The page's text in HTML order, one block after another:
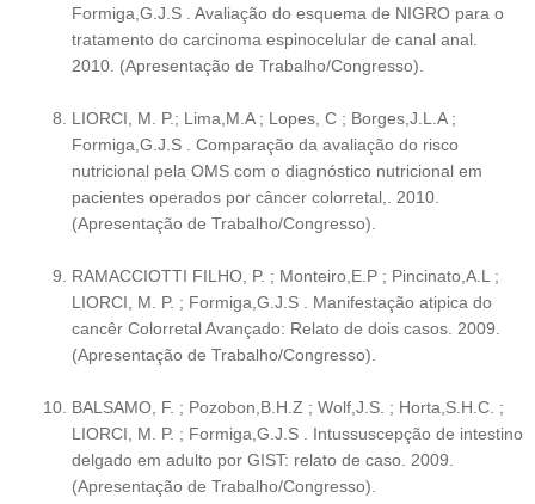
Formiga,G.J.S . Avaliação do esquema de NIGRO para o
tratamento do carcinoma espinocelular de canal anal.
2010. (Apresentação de Trabalho/Congresso).
LIORCI, M. P.; Lima,M.A ; Lopes, C ; Borges,J.L.A ;
Formiga,G.J.S . Comparação da avaliação do risco
nutricional pela OMS com o diagnóstico nutricional em
pacientes operados por câncer colorretal,. 2010.
(Apresentação de Trabalho/Congresso).
RAMACCIOTTI FILHO, P. ; Monteiro,E.P ; Pincinato,A.L ;
LIORCI, M. P. ; Formiga,G.J.S . Manifestação atipica do
cancêr Colorretal Avançado: Relato de dois casos. 2009.
(Apresentação de Trabalho/Congresso).
BALSAMO, F. ; Pozobon,B.H.Z ; Wolf,J.S. ; Horta,S.H.C. ;
LIORCI, M. P. ; Formiga,G.J.S . Intussuscepção de intestino
delgado em adulto por GIST: relato de caso. 2009.
(Apresentação de Trabalho/Congresso).